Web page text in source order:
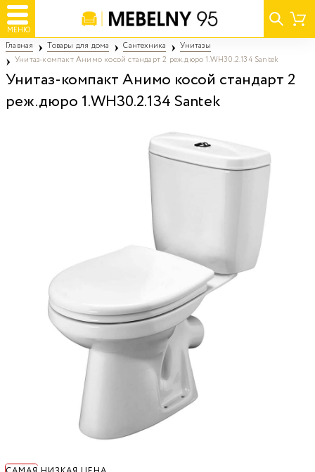
МЕНЮ
Главная Товары для дома Сантехника
Унитазы
Унитаз-компакт Анимо косой стандарт 2 реж.дюро 1.WH30.2.134 Santek
Унитаз-компакт Анимо косой стандарт 2
реж.дюро 1.WH30.2.134 Santek